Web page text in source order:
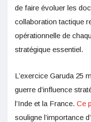
de faire évoluer les
collaboration tactique
opérationnelle de
stratégique essentiel.
L’exercice Garuda 25
guerre d’influence
l’Inde et la France. Ce
souligne l’importance